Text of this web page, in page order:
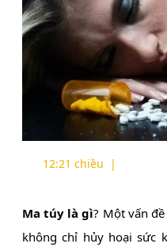
12:21 chiều |
Ma túy là gì? Một vấn
không chỉ hủy hoại sức